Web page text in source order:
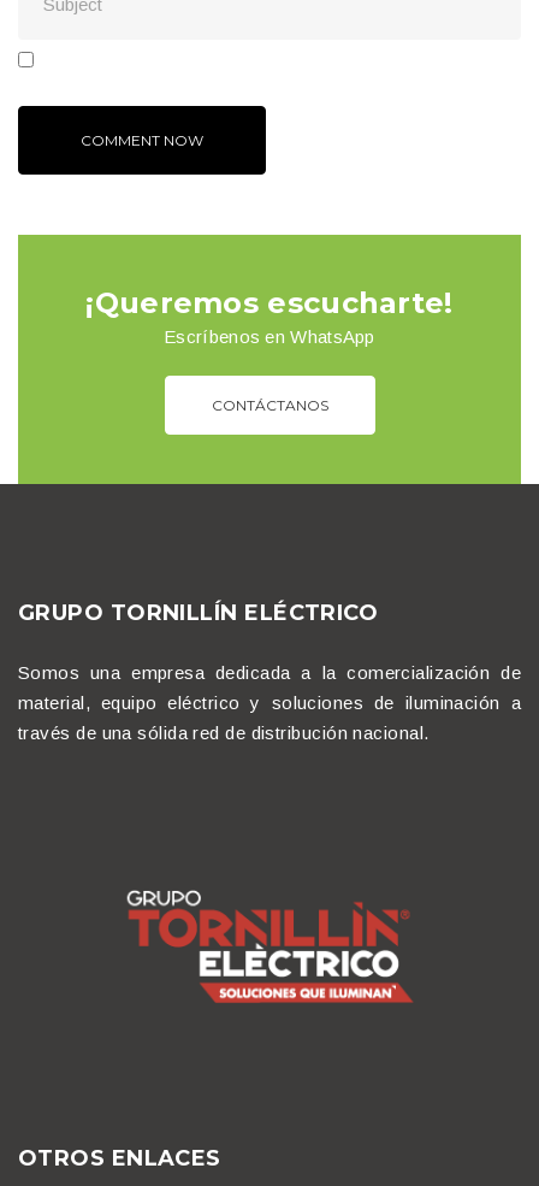
¡Queremos escucharte!
Escríbenos en WhatsApp
CONTÁCTANOS
GRUPO TORNILLÍN ELÉCTRICO
Somos una empresa dedicada a la comercialización de
material, equipo eléctrico y soluciones de iluminación a
través de una sólida red de distribución nacional.
OTROS ENLACES